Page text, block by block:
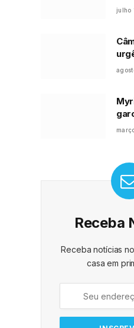
não
julho
que
Receba
Receba notícias
casa em